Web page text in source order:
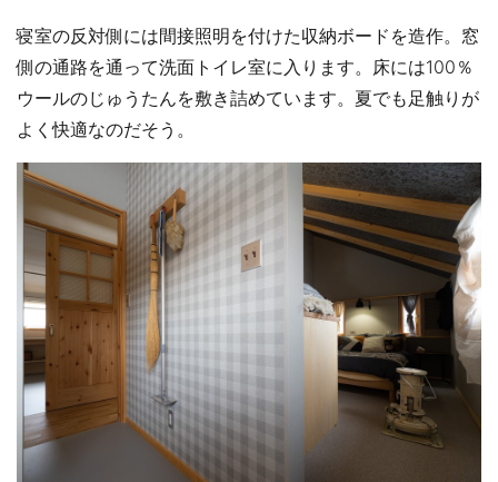
寝室の反対側には間接照明を付けた収納ボードを造作。窓
側の通路を通って洗面トイレ室に入ります。床には100％
ウールのじゅうたんを敷き詰めています。夏でも足触りが
よく快適なのだそう。